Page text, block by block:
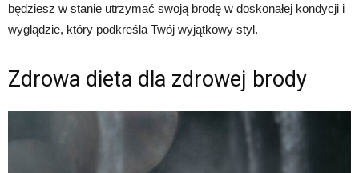
będziesz w stanie utrzymać swoją brodę w doskonałej kondycji i
wyglądzie, który podkreśla Twój wyjątkowy styl.
Zdrowa dieta dla zdrowej brody